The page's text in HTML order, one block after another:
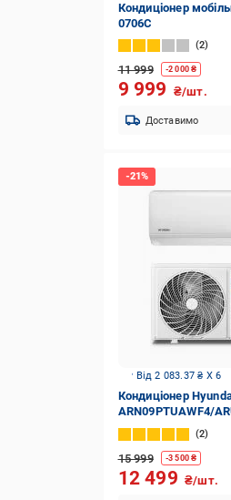
Кондиціонер
0706C
2
11 999 -2 000₴
9 999 ₴/шт.
Доставимо
Від 2 083.37 ₴ X 6
Кондиціонер
ARN09PTUAWF4/
2
15 999 -3 500₴
12 499 ₴/шт.